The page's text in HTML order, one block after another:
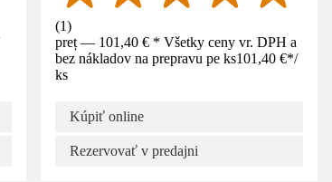
(1)
preț — 101,40 € * Všetky ceny vr. DPH a
bez nákladov na prepravu pe ks101,40 €*/
ks
Kúpiť online
Rezervovať v predajni